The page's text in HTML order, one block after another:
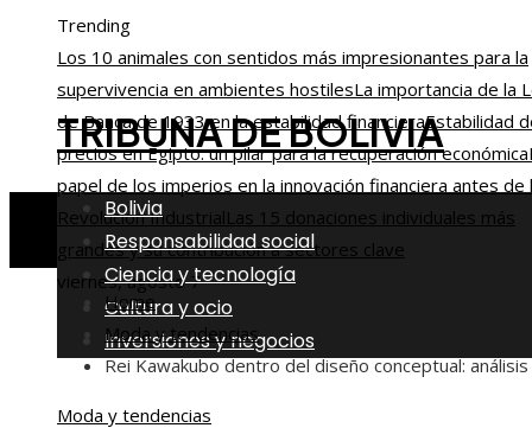
Trending
Los 10 animales con sentidos más impresionantes para la
supervivencia en ambientes hostilesLa importancia de la
de Banca de 1933 en la estabilidad financieraEstabilidad
precios en Egipto: un pilar para la recuperación económica
papel de los imperios en la innovación financiera antes de
Revolución IndustrialLas 15 donaciones individuales más
grandes y su contribución a sectores clave
viernes, agosto 7
TRIBUNA DE BOLIVIA
Bolivia
Responsabilidad social
Ciencia y tecnología
Cultura y ocio
Inversiones y negocios
Home
Moda y tendencias
Rei Kawakubo dentro del diseño conceptual: análisis
Moda y tendencias